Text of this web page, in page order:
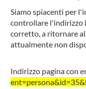
Siamo spiacenti per
controllare l'indirizzo
corretto, a ritornare
attualmente non
Indirizzo pagina con